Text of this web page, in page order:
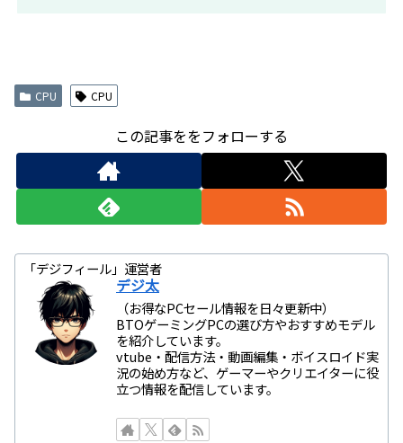
CPU CPU
この記事ををフォローする
「デジフィール」運営者
デジ太
（お得なPCセール情報を日々更新中）
BTOゲーミングPCの選び方やおすすめモデル
を紹介しています。
vtube・配信方法・動画編集・ボイスロイド実
況の始め方など、ゲーマーやクリエイターに役
立つ情報を配信しています。